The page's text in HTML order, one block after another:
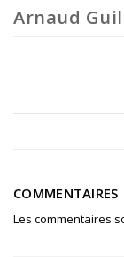
Arnaud
COMMENTAIRES
Les commentaires